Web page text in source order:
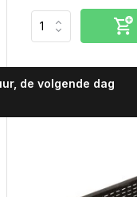
Koop nu, betaal later